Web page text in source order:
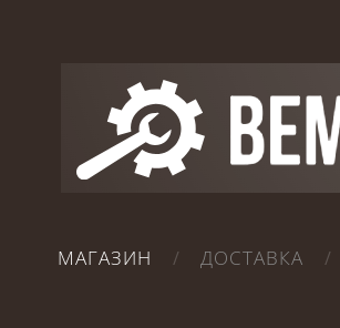
МАГАЗИН ДОСТАВКА